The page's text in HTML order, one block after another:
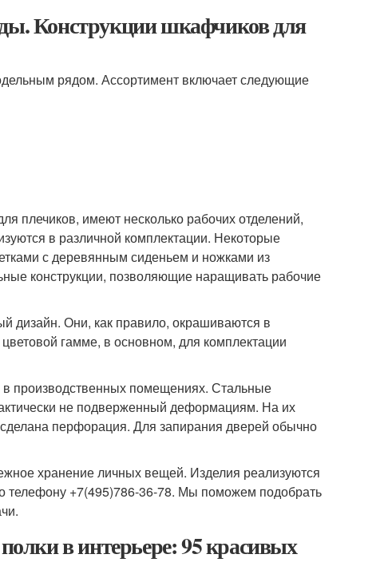
Конструкции шкафчиков для
рядом. Ассортимент включает следующие
плечиков, имеют несколько рабочих отделений,
в различной комплектации. Некоторые
с деревянным сиденьем и ножками из
конструкции, позволяющие наращивать рабочие
дизайн. Они, как правило, окрашиваются в
гамме, в основном, для комплектации
производственных помещениях. Стальные
не подверженный деформациям. На их
перфорация. Для запирания дверей обычно
хранение личных вещей. Изделия реализуются
телефону +7(495)786-36-78. Мы поможем подобрать
в интерьере: 95 красивых